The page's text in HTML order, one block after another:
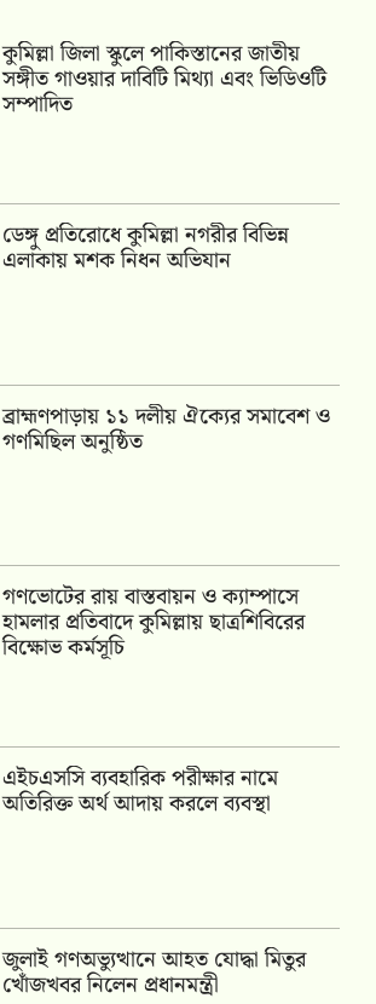
কুমিল্লা জিলা স্কুলে পাকিস্তানের জাতীয়
সঙ্গীত গাওয়ার দাবিটি মিথ্যা এবং ভিডিওটি
সম্পাদিত
ডেঙ্গু প্রতিরোধে কুমিল্লা নগরীর বিভিন্ন
এলাকায় মশক নিধন অভিযান
‎ব্রাহ্মণপাড়ায় ১১ দলীয় ঐক্যের সমাবেশ ও
গণমিছিল অনুষ্ঠিত
গণভোটের রায় বাস্তবায়ন ও ক্যাম্পাসে
হামলার প্রতিবাদে কুমিল্লায় ছাত্রশিবিরের
বিক্ষোভ কর্মসূচি
এইচএসসি ব্যবহারিক পরীক্ষার নামে
অতিরিক্ত অর্থ আদায় করলে ব্যবস্থা
জুলাই গণঅভ্যুত্থানে আহত যোদ্ধা মিতুর
খোঁজখবর নিলেন প্রধানমন্ত্রী